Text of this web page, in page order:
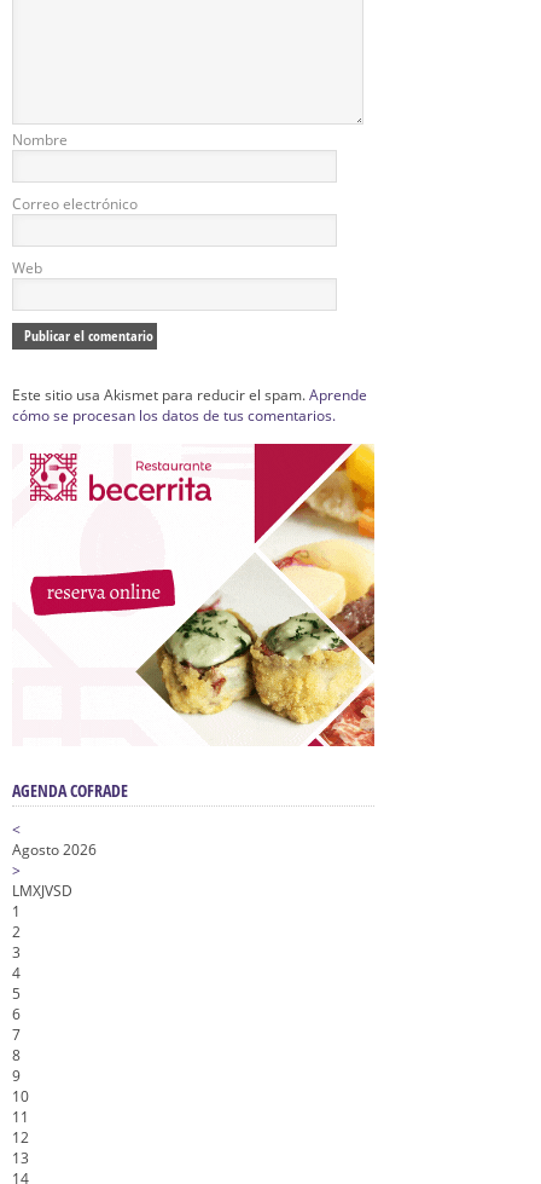
Nombre
Correo electrónico
Web
Este sitio usa Akismet para reducir el spam.Aprende
cómo se procesan los datos de tus comentarios.
AGENDA COFRADE
<
Agosto 2026
>
LMXJVSD
1
2
3
4
5
6
7
8
9
10
11
12
13
14